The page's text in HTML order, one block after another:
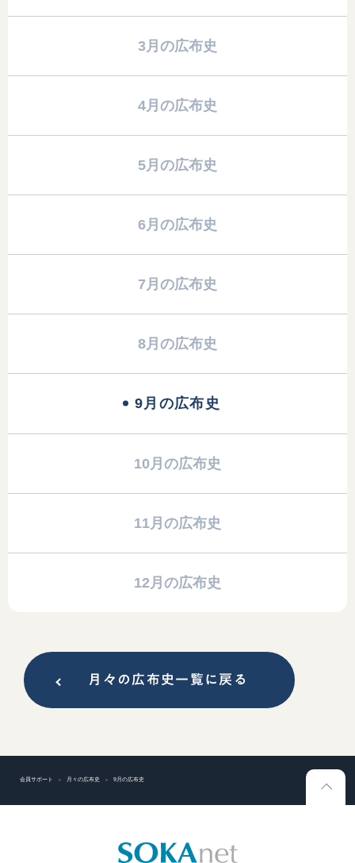
3月の広布史
4月の広布史
5月の広布史
6月の広布史
7月の広布史
8月の広布史
9月の広布史
10月の広布史
11月の広布史
12月の広布史
月々の広布史一覧に戻る
会員サポート 月々の広布史 9月の広布史